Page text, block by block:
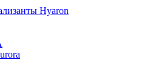
Hyaron